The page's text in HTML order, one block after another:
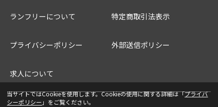
当サイトではCookieを使用します。Cookieの使用に関する詳細は「プライバ
シーポリシー 」をご覧ください。
ランフリーについて 特定商取引法表示
プライバシーポリシー 外部送信ポリシー
求人について